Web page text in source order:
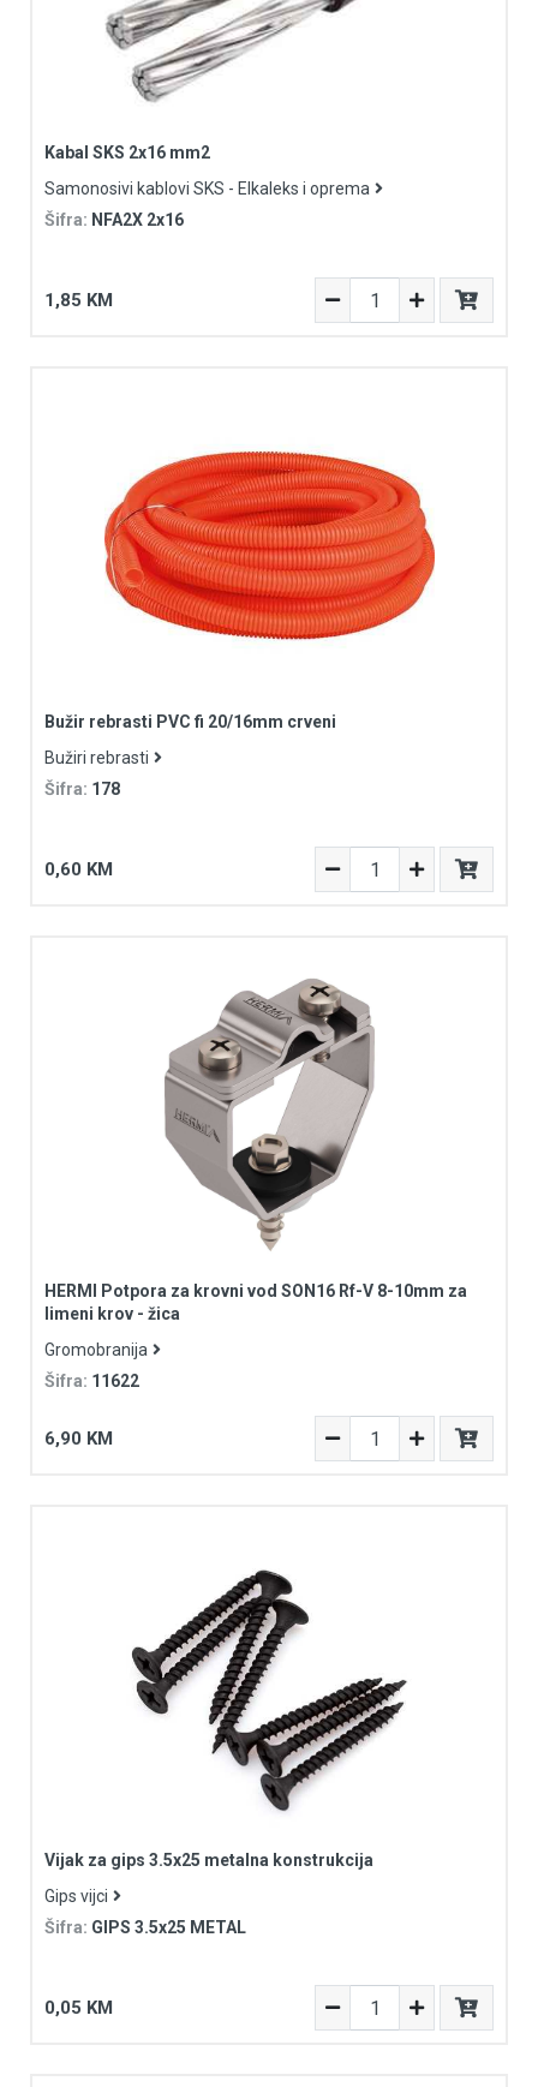
Kabal SKS 2x16 mm2
Samonosivi kablovi SKS - Elkaleks i oprema
Šifra: NFA2X 2x16
1,85 KM
Bužir rebrasti PVC fi 20/16mm crveni
Bužiri rebrasti
Šifra: 178
0,60 KM
HERMI Potpora za krovni vod SON16 Rf-V 8-10mm za
limeni krov - žica
Gromobranija
Šifra: 11622
6,90 KM
Vijak za gips 3.5x25 metalna konstrukcija
Gips vijci
Šifra: GIPS 3.5x25 METAL
0,05 KM